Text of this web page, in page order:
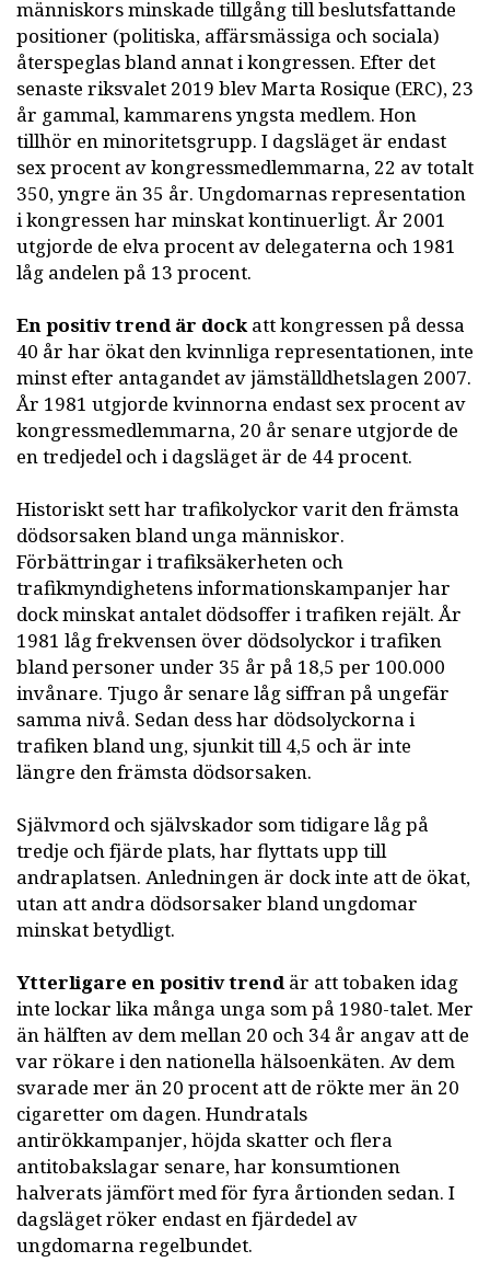
människors minskade tillgång till beslutsfattande
positioner (politiska, affärsmässiga och sociala)
återspeglas bland annat i kongressen. Efter det
senaste riksvalet 2019 blev Marta Rosique (ERC), 23
år gammal, kammarens yngsta medlem. Hon
tillhör en minoritetsgrupp. I dagsläget är endast
sex procent av kongressmedlemmarna, 22 av totalt
350, yngre än 35 år. Ungdomarnas representation
i kongressen har minskat kontinuerligt. År 2001
utgjorde de elva procent av delegaterna och 1981
låg andelen på 13 procent.
En positiv trend är dockatt kongressen på dessa
40 år har ökat den kvinnliga representationen, inte
minst efter antagandet av jämställdhetslagen 2007.
År 1981 utgjorde kvinnorna endast sex procent av
kongressmedlemmarna, 20 år senare utgjorde de
en tredjedel och i dagsläget är de 44 procent.
Historiskt sett har trafikolyckor varit den främsta
dödsorsaken bland unga människor.
Förbättringar i trafiksäkerheten och
trafikmyndighetens informationskampanjer har
dock minskat antalet dödsoffer i trafiken rejält. År
1981 låg frekvensen över dödsolyckor i trafiken
bland personer under 35 år på 18,5 per 100.000
invånare. Tjugo år senare låg siffran på ungefär
samma nivå. Sedan dess har dödsolyckorna i
trafiken bland ung, sjunkit till 4,5 och är inte
längre den främsta dödsorsaken.
Självmord och självskador som tidigare låg på
tredje och fjärde plats, har flyttats upp till
andraplatsen. Anledningen är dock inte att de ökat,
utan att andra dödsorsaker bland ungdomar
minskat betydligt.
Ytterligare en positiv trendär att tobaken idag
inte lockar lika många unga som på 1980-talet. Mer
än hälften av dem mellan 20 och 34 år angav att de
var rökare i den nationella hälsoenkäten. Av dem
svarade mer än 20 procent att de rökte mer än 20
cigaretter om dagen. Hundratals
antirökkampanjer, höjda skatter och flera
antitobakslagar senare, har konsumtionen
halverats jämfört med för fyra årtionden sedan. I
dagsläget röker endast en fjärdedel av
ungdomarna regelbundet.